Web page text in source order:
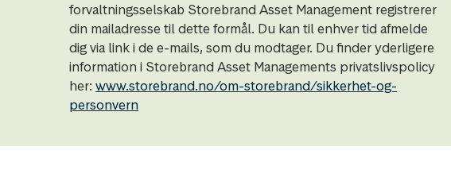
forvaltningsselskab Storebrand Asset Management registrerer
din mailadresse til dette formål. Du kan til enhver tid afmelde
dig via link i de e-mails, som du modtager. Du finder yderligere
information i Storebrand Asset Managements privatslivspolicy
her: www.storebrand.no/om-storebrand/sikkerhet-og-
personvern